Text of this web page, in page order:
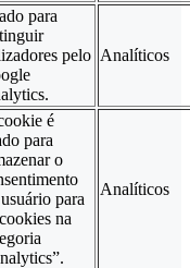
para
pelo Analíticos
é
para
o
para
na
Analíticos